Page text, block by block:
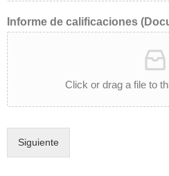
Informe de calificaciones
Click or drag a file to
Siguiente